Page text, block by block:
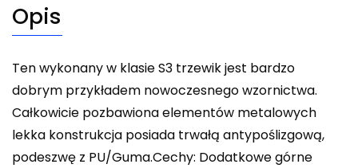
Opis
Ten wykonany w klasie S3 trzewik jest bardzo
dobrym przykładem nowoczesnego wzornictwa.
Całkowicie pozbawiona elementów metalowych
lekka konstrukcja posiada trwałą antypoślizgową,
podeszwę z PU/Guma.Cechy: Dodatkowe górne